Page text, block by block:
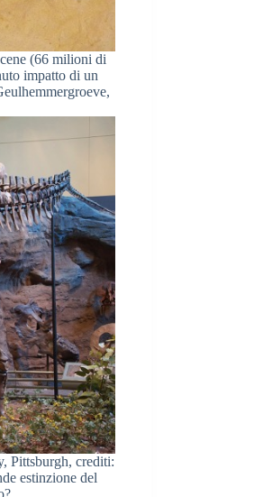
(66 milioni di
impatto di un
Pittsburgh, crediti:
estinzione del